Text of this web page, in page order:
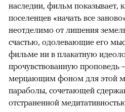
наследии, фильм показывает,
поселенцев «начать все
неотделимо от лишения
счастью, одолевающие его
фильме ни в плакатную
прочувствованную
мерцающим фоном для этой
параболы, сочетающей
отстраненной